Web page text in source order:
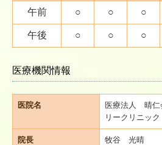
午前 ○ ○ ○
午後 ○ ○ ○
医療機関情報
医院名
医療法人 晴仁
リークリニック
院長 牧谷 光晴